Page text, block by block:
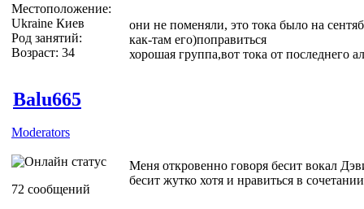
Местоположение:
Ukraine Киев
Род занятий:
Возраст: 34
они не поменяли, это тока было на
как-там его)поправиться
хорошая группа,вот тока от последнего
Balu665
Moderators
72 сообщений
Меня откровенно говоря бесит вокал
бесит жутко хотя и нравиться в